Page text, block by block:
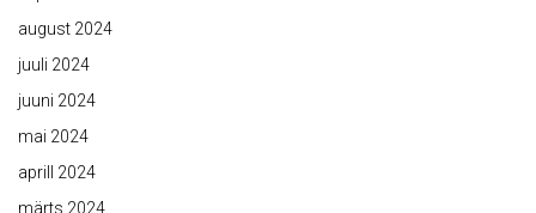
august 2024
juuli 2024
juuni 2024
mai 2024
aprill 2024
märts 2024